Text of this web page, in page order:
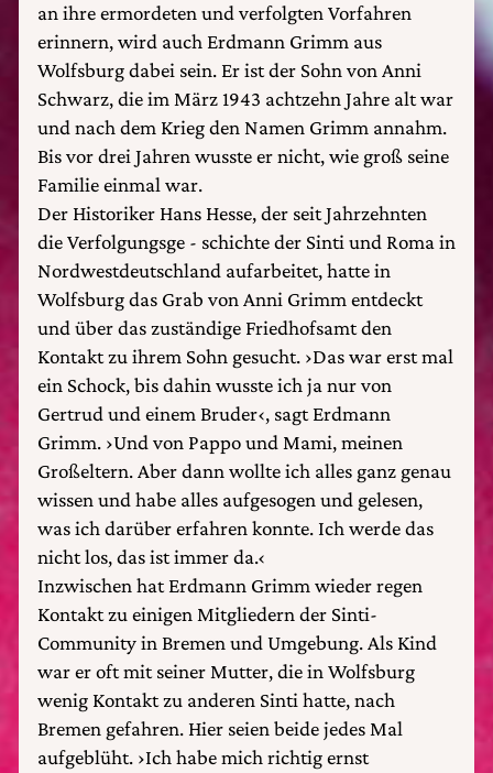
an ihre ermordeten und verfolgten Vorfahren
erinnern, wird auch Erdmann Grimm aus
Wolfsburg dabei sein. Er ist der Sohn von Anni
Schwarz, die im März 1943 achtzehn Jahre alt war
und nach dem Krieg den Namen Grimm annahm.
Bis vor drei Jahren wusste er nicht, wie groß seine
Familie einmal war.
Der Historiker Hans Hesse, der seit Jahrzehnten
die Verfolgungsge - schichte der Sinti und Roma in
Nordwestdeutschland aufarbeitet, hatte in
Wolfsburg das Grab von Anni Grimm entdeckt
und über das zuständige Friedhofsamt den
Kontakt zu ihrem Sohn gesucht. ›Das war erst mal
ein Schock, bis dahin wusste ich ja nur von
Gertrud und einem Bruder‹, sagt Erdmann
Grimm. ›Und von Pappo und Mami, meinen
Großeltern. Aber dann wollte ich alles ganz genau
wissen und habe alles aufgesogen und gelesen,
was ich darüber erfahren konnte. Ich werde das
nicht los, das ist immer da.‹
Inzwischen hat Erdmann Grimm wieder regen
Kontakt zu einigen Mitgliedern der Sinti-
Community in Bremen und Umgebung. Als Kind
war er oft mit seiner Mutter, die in Wolfsburg
wenig Kontakt zu anderen Sinti hatte, nach
Bremen gefahren. Hier seien beide jedes Mal
aufgeblüht. ›Ich habe mich richtig ernst